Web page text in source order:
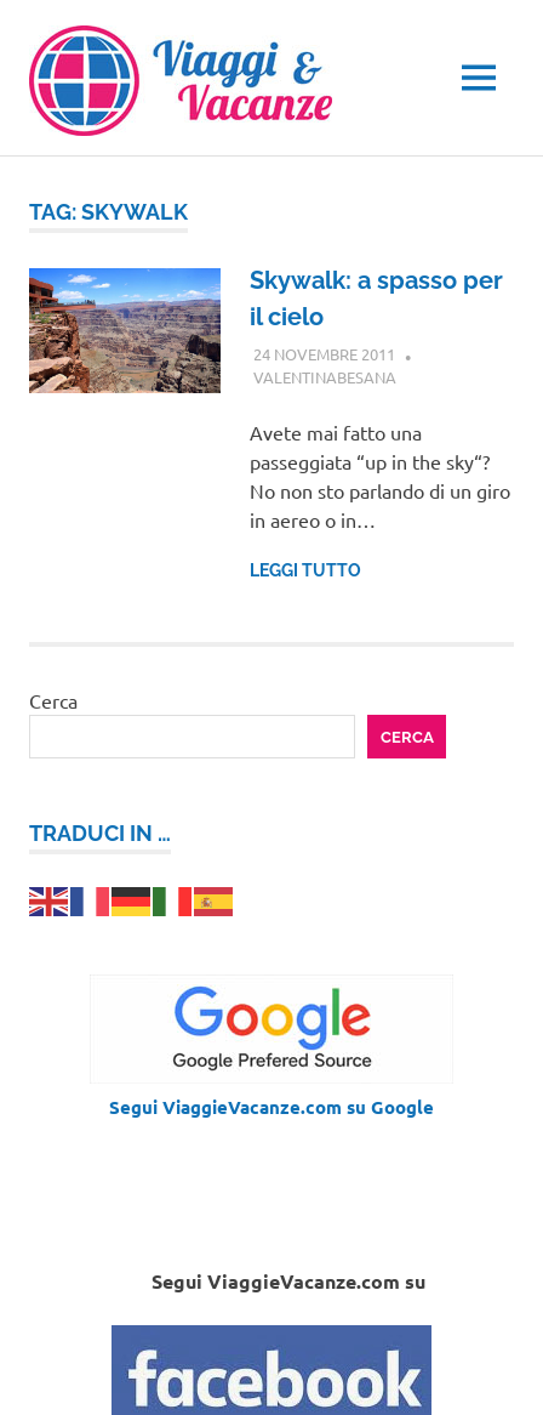
contenuto
MENU
TAG:SKYWALK
Skywalk: a spasso per
il cielo
24 NOVEMBRE 2011
VALENTINABESANAVIAGGI NEL
Avete mai fatto una
passeggiata “up in the sky“?
No non sto parlando di un giro
in aereo o in…
LEGGI TUTTO
Cerca
CERCA
TRADUCI IN …
Segui ViaggieVacanze.com su Google
Segui ViaggieVacanze.com su